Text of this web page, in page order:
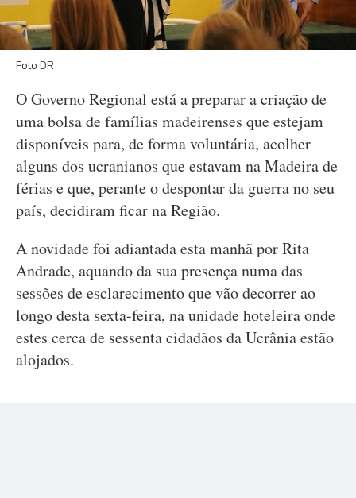
Foto DR
O Governo Regional está a preparar a criação de
uma bolsa de famílias madeirenses que estejam
disponíveis para, de forma voluntária, acolher
alguns dos ucranianos que estavam na Madeira de
férias e que, perante o despontar da guerra no seu
país, decidiram ficar na Região.
A novidade foi adiantada esta manhã por Rita
Andrade, aquando da sua presença numa das
sessões de esclarecimento que vão decorrer ao
longo desta sexta-feira, na unidade hoteleira onde
estes cerca de sessenta cidadãos da Ucrânia estão
alojados.